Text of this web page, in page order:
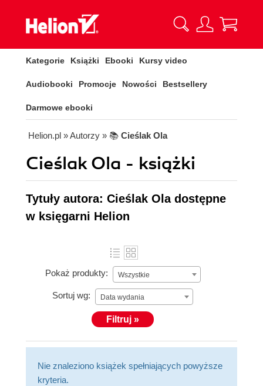
Kategorie Książki Ebooki Kursy video
Audiobooki Promocje Nowości Bestsellery
Darmowe ebooki
Helion.pl » Autorzy » 📚 Cieślak Ola
Cieślak Ola - książki
Tytuły autora: Cieślak Ola dostępne
w księgarni Helion
Pokaż produkty: Wszystkie
Sortuj wg: Data wydania
Filtruj »
Nie znaleziono książek spełniających powyższe
kryteria.